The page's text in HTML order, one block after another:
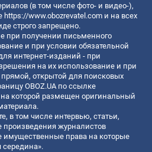
(в том числе фото- и видео-),
https://www.obozrevatel.com и на всех
строго запрещено.
при получении письменного
и при условии обязательной
интернет-изданий - при
на их использование и при
открытой для поисковых
OBOZ.UA по ссылке
на которой размещен оригинальный
в том числе интервью, статьи,
журналистов
права на которые